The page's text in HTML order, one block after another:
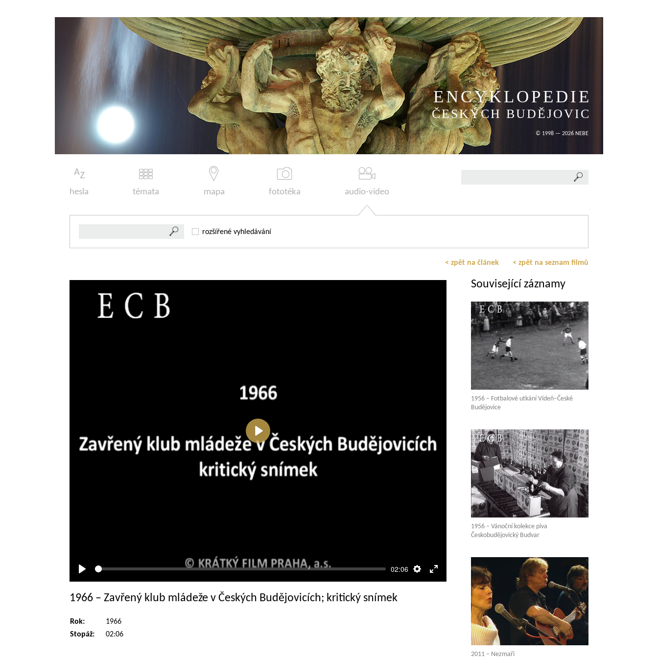
ENCYKLOPEDIE
ČESKÝCH BUDĚJOVIC
© 1998 — 2026 NEBE
hesla témata mapa fototéka audio-video
rozšířené vyhledávání
< zpět na článek < zpět na seznam filmů
Přehrát
02:06
Nastavení
Režim
Přehrát
1966 – Zavřený klub mládeže v Českých Budějovicích; kritický snímek
Rok:
1966
Stopáž:
02:06
Související záznamy
1956 – Fotbalové utkání Vídeň–České
Budějovice
1956 – Vánoční kolekce piva
Českobudějovický Budvar
2011 – Nezmaři